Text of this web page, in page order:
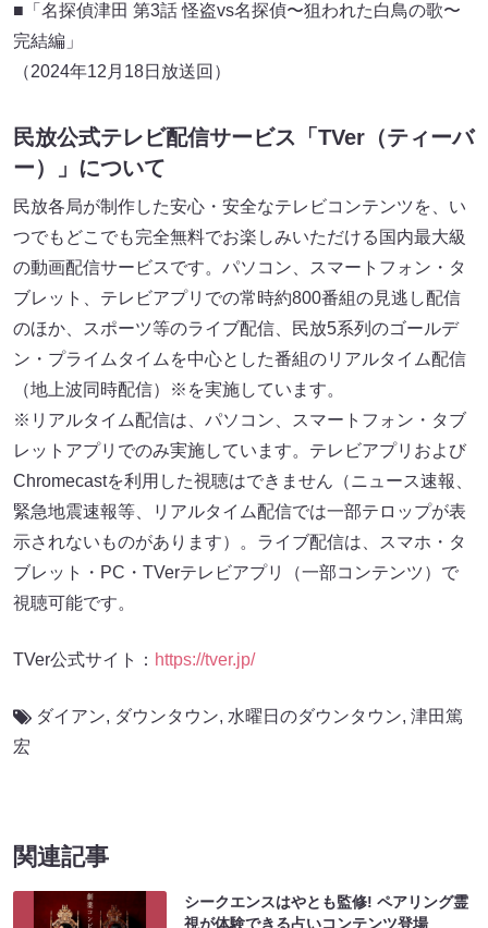
■「名探偵津田 第3話 怪盗vs名探偵〜狙われた白鳥の歌〜
完結編」
（2024年12月18日放送回）
民放公式テレビ配信サービス「TVer（ティーバ
ー）」について
民放各局が制作した安心・安全なテレビコンテンツを、い
つでもどこでも完全無料でお楽しみいただける国内最大級
の動画配信サービスです。パソコン、スマートフォン・タ
ブレット、テレビアプリでの常時約800番組の見逃し配信
のほか、スポーツ等のライブ配信、民放5系列のゴールデ
ン・プライムタイムを中心とした番組のリアルタイム配信
（地上波同時配信）※を実施しています。
※リアルタイム配信は、パソコン、スマートフォン・タブ
レットアプリでのみ実施しています。テレビアプリおよび
Chromecastを利用した視聴はできません（ニュース速報、
緊急地震速報等、リアルタイム配信では一部テロップが表
示されないものがあります）。ライブ配信は、スマホ・タ
ブレット・PC・TVerテレビアプリ（一部コンテンツ）で
視聴可能です。
TVer公式サイト： https://tver.jp/
ダイアン, ダウンタウン, 水曜日のダウンタウン, 津田篤
宏
関連記事
シークエンスはやとも監修! ペアリング霊
視が体験できる占いコンテンツ登場